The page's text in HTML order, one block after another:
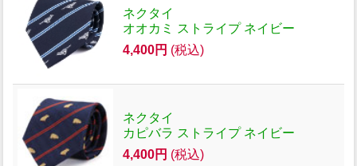
ネクタイ
オオカミ ストライプ ネイビー
4,400円 (税込)
ネクタイ
カピバラ ストライプ ネイビー
4,400円 (税込)